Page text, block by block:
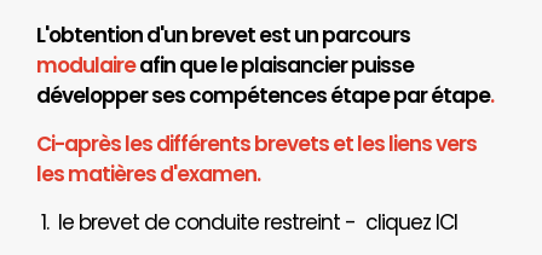
L'obtention d'un brevet est un parcours
modulaireafin que le plaisancier puisse
développer ses compétences étape par étape.
Ci-après les différents brevets et les liens vers
les matières d'examen.
1. le brevet de conduite restreint - cliquez ICI